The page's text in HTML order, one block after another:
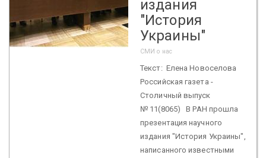
издания
"История
Украины"
СМИ о нас
Текст: Елена Новоселова
Российская газета -
Столичный выпуск
№ 11(8065) В РАН прошла
презентация научного
издания "История Украины",
написанного известными